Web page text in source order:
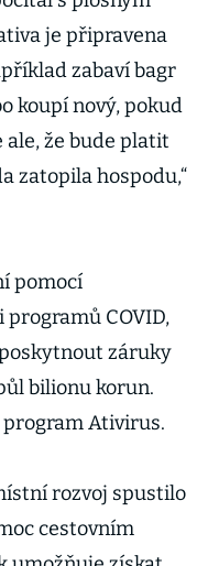
je připravena
zabaví bagr
koupí nový, pokud
že bude platit
zatopila hospodu,“
pomocí
COVID,
záruky
bilionu korun.
Ativirus.
rozvoj spustilo
cestovním